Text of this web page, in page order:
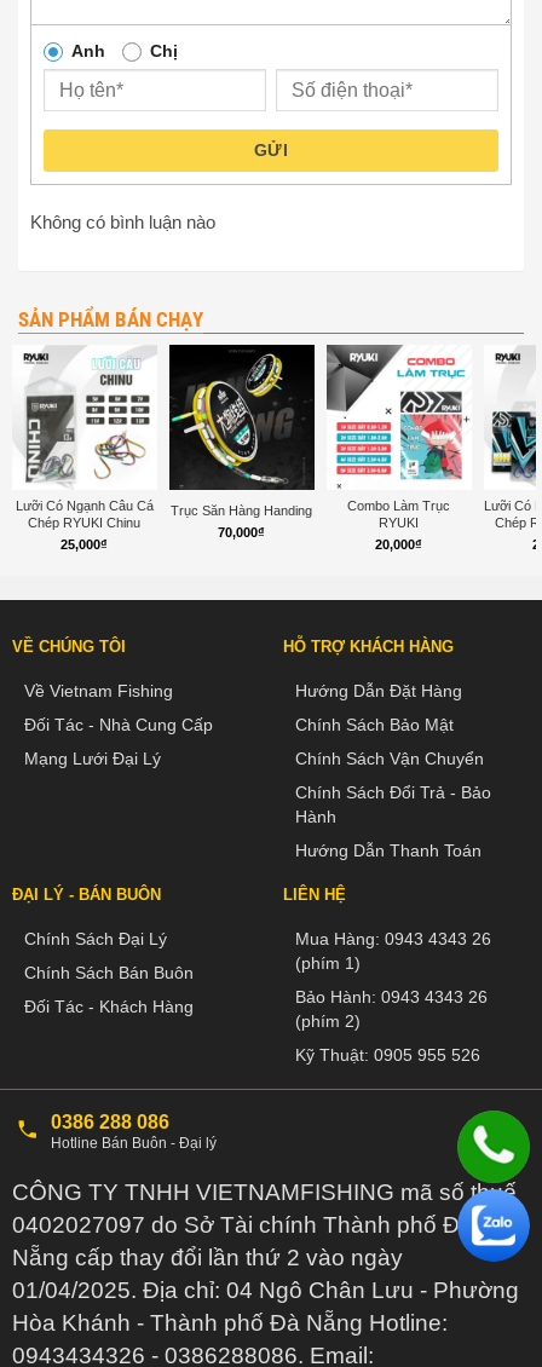
Anh Chị
GỬI
Không có bình luận nào
SẢN PHẨM BÁN CHẠY
Lưỡi Có Ngạnh Câu Cá
Chép RYUKI Chinu
25,000₫
Trục Săn Hàng Handing
70,000₫
Combo Làm Trục
RYUKI
20,000₫
Lưỡi Có
Chép
VỀ CHÚNG TÔI
Về Vietnam Fishing
Đối Tác - Nhà Cung Cấp
Mạng Lưới Đại Lý
HỖ TRỢ KHÁCH HÀNG
Hướng Dẫn Đặt Hàng
Chính Sách Bảo Mật
Chính Sách Vận Chuyển
Chính Sách Đổi Trả - Bảo
Hành
Hướng Dẫn Thanh Toán
ĐẠI LÝ - BÁN BUÔN
Chính Sách Đại Lý
Chính Sách Bán Buôn
Đối Tác - Khách Hàng
LIÊN HỆ
Mua Hàng: 0943 4343 26
(phím 1)
Bảo Hành: 0943 4343 26
(phím 2)
Kỹ Thuật: 0905 955 526
0386 288 086
Hotline Bán Buôn - Đại lý
CÔNG TY TNHH VIETNAMFISHING mã số thuế
0402027097 do Sở Tài chính Thành phố Đà
Nẵng cấp thay đổi lần thứ 2 vào ngày
01/04/2025. Địa chỉ: 04 Ngô Chân Lưu - Phường
Hòa Khánh - Thành phố Đà Nẵng Hotline:
0943434326 - 0386288086. Email: